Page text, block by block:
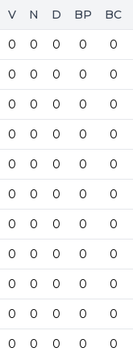
V N D BP BC
0 0 0 0 0
0 0 0 0 0
0 0 0 0 0
0 0 0 0 0
0 0 0 0 0
0 0 0 0 0
0 0 0 0 0
0 0 0 0 0
0 0 0 0 0
0 0 0 0 0
0 0 0 0 0